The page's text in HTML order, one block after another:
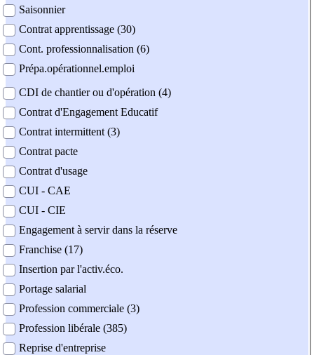
Saisonnier
Contrat apprentissage (30)
Cont. professionnalisation (6)
Prépa.opérationnel.emploi
CDI de chantier ou d'opération (4)
Contrat d'Engagement Educatif
Contrat intermittent (3)
Contrat pacte
Contrat d'usage
CUI - CAE
CUI - CIE
Engagement à servir dans la réserve
Franchise (17)
Insertion par l'activ.éco.
Portage salarial
Profession commerciale (3)
Profession libérale (385)
Reprise d'entreprise